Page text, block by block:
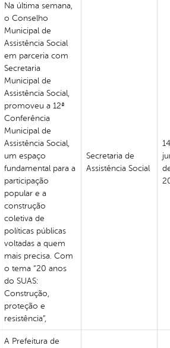
Na última semana,
o Conselho
Municipal de
Assistência Social
em parceria com
Secretaria
Municipal de
Assistência Social,
promoveu a 12ª
Conferência
Municipal de
Assistência Social,
um espaço
fundamental para a
participação
popular e a
construção
coletiva de
políticas públicas
voltadas a quem
mais precisa. Com
o tema “20 anos
do SUAS:
Construção,
proteção e
resistência”,
Secretaria de
Assistência Social
A Prefeitura de